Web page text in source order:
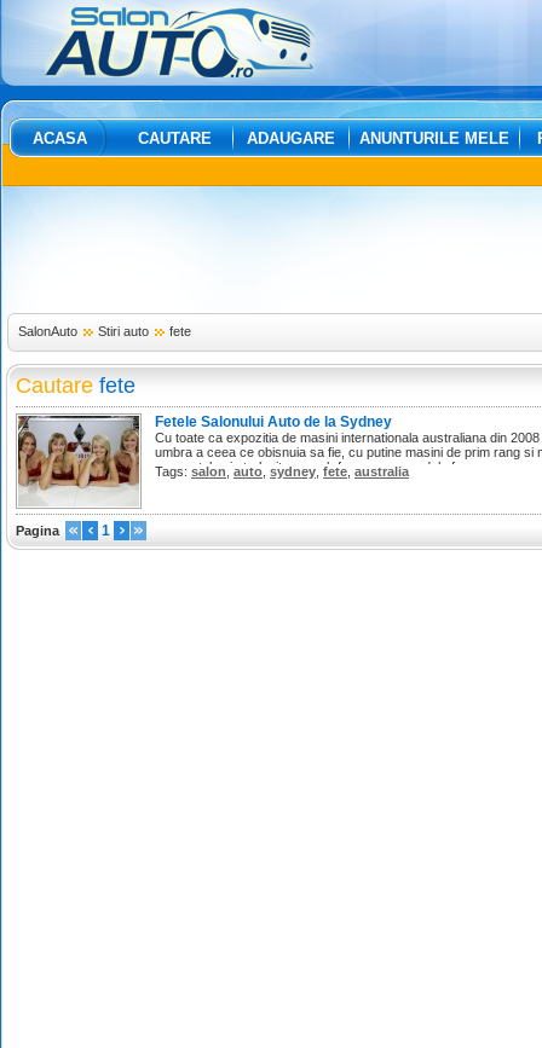
ACASA CAUTARE ADAUGARE ANUNTURILE MELE
SalonAuto Stiri auto fete
Cautare fete
Fetele Salonului Auto de la Sydney
Cu toate ca expozitia de masini internationala australiana din
umbra a ceea ce obisnuia sa fie, cu putine masini de prim rang si
momentele ei stralucitoare sub forma unor modele frumoase.
Tags: salon auto sydney fete australia
Pagina 1